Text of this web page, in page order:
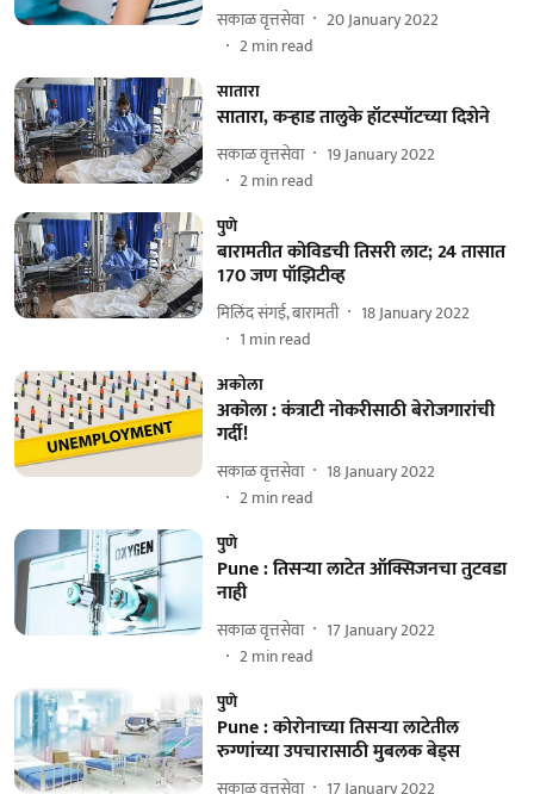
सकाळ वृत्तसेवा
20 January 2022
2min read
सातारा
सातारा, कऱ्हाड तालुके हॉटस्पॉटच्या दिशेने
सकाळ वृत्तसेवा
19 January 2022
2min read
पुणे
बारामतीत कोविडची तिसरी लाट; 24 तासात
170 जण पॉझिटीव्ह
मिलिंद संगई, बारामती
18 January 2022
1 min read
अकोला
अकोला : कंत्राटी नोकरीसाठी बेरोजगारांची
गर्दी!
सकाळ वृत्तसेवा
18 January 2022
2min read
पुणे
Pune : तिसऱ्या लाटेत ऑक्सिजनचा तुटवडा
नाही
सकाळ वृत्तसेवा
17 January 2022
2min read
पुणे
Pune : कोरोनाच्या तिसऱ्या लाटेतील
रुग्णांच्या उपचारासाठी मुबलक बेड्स
सकाळ वृत्तसेवा
17 January 2022